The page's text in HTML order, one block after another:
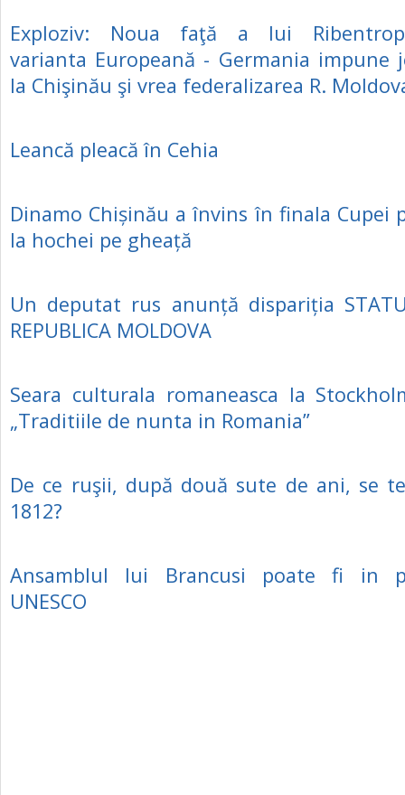
Exploziv: Noua faţă a lui
varianta Europeană - Germania impune
la Chişinău şi vrea federalizarea R.
Leancă pleacă în Cehia
Dinamo Chișinău a învins în finala Cupei
la hochei pe gheață
Un deputat rus anunță dispariția
REPUBLICA MOLDOVA
Seara culturala romaneasca la
„Traditiile de nunta in Romania”
De ce ruşii, după două sute de ani, se
1812?
Ansamblul lui Brancusi poate fi in
UNESCO